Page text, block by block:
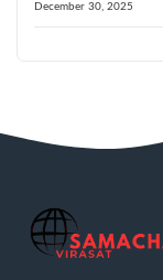
December 30, 2025